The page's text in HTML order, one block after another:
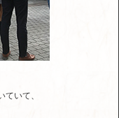
いて、